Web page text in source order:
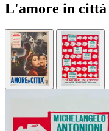
L'amore in città